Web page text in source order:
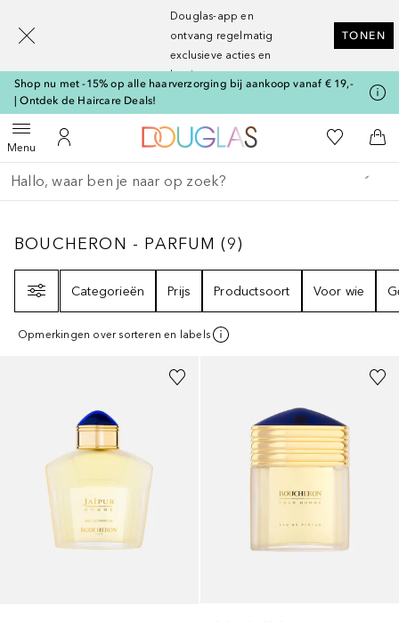
Douglas-app en
ontvang regelmatig
exclusieve acties en
kortingen
TONEN
Shop nu met -15% op alle haarverzorging bij aankoop vanaf € 19,-
| Ontdek de Haircare Deals!
MenuOpen menuNaar Mijn Account
Naar Douglas Home
Naar Mijn
Ga terug
Zoekopdracht uitvoeren
BOUCHERON - PARFUM9
BOUCHERON - PARFUM (9)
Categorieën
Prijs Productsoort Voor wie
Opmerkingen over sorteren en labels
[navigation.slideout.screenreader]